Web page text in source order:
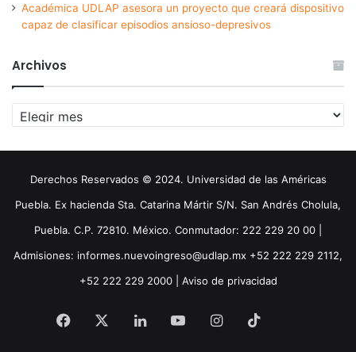
Académica UDLAP asesora un proyecto que creará dispositivo
capaz de clasificar episodios ansioso-depresivos
Archivos
Archivos
Derechos Reservados © 2024. Universidad de las Américas
Puebla. Ex hacienda Sta. Catarina Mártir S/N. San Andrés Cholula,
Puebla. C.P. 72810. México. Conmutador: 222 229 20 00 |
Admisiones: informes.nuevoingreso@udlap.mx +52 222 229 2112,
+52 222 229 2000 | Aviso de privacidad
Facebook LinkedInYouTubeInstagram